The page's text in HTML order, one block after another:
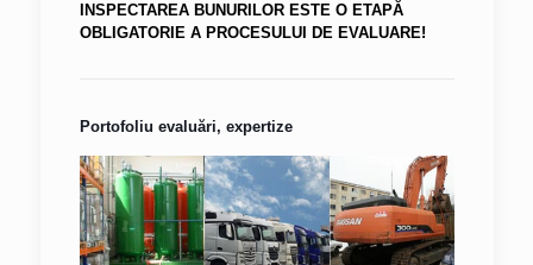
INSPECTAREA BUNURILOR ESTE O ETAPĂ
OBLIGATORIE A PROCESULUI DE EVALUARE!
Portofoliu evaluări, expertize